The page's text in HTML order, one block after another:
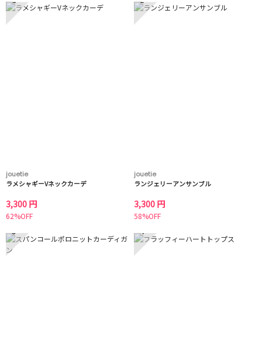
jouetie
ラメシャギーVネックカーデ
3,300 円
62%OFF
jouetie
ランジェリーアンサンブル
3,300 円
58%OFF
3 4